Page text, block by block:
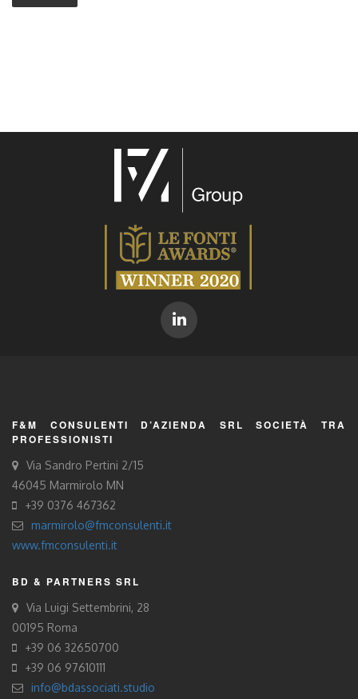
F&M CONSULENTI D’AZIENDA SRL SOCIETÀ TRA
PROFESSIONISTI
Via Sandro Pertini 2/15
46045 Marmirolo MN
+39 0376 467362
marmirolo@fmconsulenti.it
www.fmconsulenti.it
BD & PARTNERS SRL
Via Luigi Settembrini, 28
00195 Roma
+39 06 32650700
+39 06 97610111
info@bdassociati.studio